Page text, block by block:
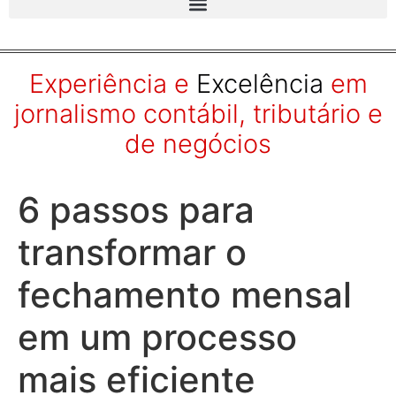
Experiência e Excelência em
jornalismo contábil, tributário e
de negócios
6 passos para
transformar o
fechamento mensal
em um processo
mais eficiente